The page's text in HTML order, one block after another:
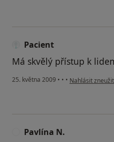
Pacient
Má skvělý přístup k
25. května 2009 • • • podle názoru
Nahlásit
Pavlína N.